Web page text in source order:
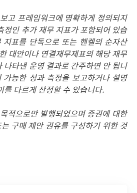
고 프레임워크에 명확하게 정의되지
정인 추가 재무 지표가 포함되어 있습
표를 단독으로 또는 헨켈의 순자산
대안이나 연결재무제표의 해당 재무
나타낸 운영 결과로 간주하면 안 됩니
능한 성과 측정을 보고하거나 설명
를 다르게 산정할 수 있습니다.
적으로만 발행되었으며 증권에 대한
구매 제안 권유를 구성하기 위한 것